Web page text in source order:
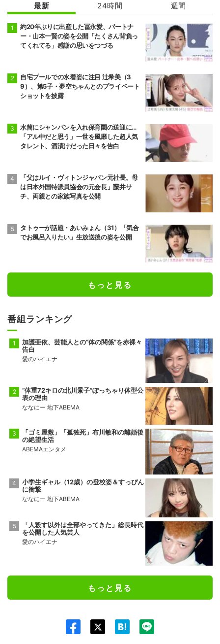
最新 24時間 週間
約20年ぶりに出産した冨永愛、パートナ
ー・山本一賢の姿を公開「たくさん背負っ
てくれてる」感謝の思いをつづる
自宅プールでの水着姿に注目 辻希美（3
9）、第5子・夢空ちゃんとのプライベート
ショットを披露
水筒にシャンパンを入れ保育園の送迎に…
「アル中だと思う」一世を風靡した超人気
タレント、酒漬けだった日々を告白
「父はルイ・ヴィトンジャパン元社長。母
は日本外国特派員協会の元会長」藤井サ
チ、両親との家族写真を公開
タトゥーが話題・あいみょん（31）「気合
でお風呂入りたい」生放送後の姿を公開
もっと見る
番組ランキング
加護亜依、芸能人との“体の関係”を赤裸々
告白
愛のハイエナ
“体重72キロの北川景子”ぽっちゃり体型公
表の理由
ななにー 地下ABEMA
「ゴミ屋敷」「孤独死」布川敏和の離婚後
の絶望生活
ABEMAエンタメ
小学生ギャル（12歳）の登校姿＆すっぴん
に衝撃
ななにー 地下ABEMA
「人殺す以外は全部やってきた」総長時代
を公開した人気芸人
愛のハイエナ
もっと見る